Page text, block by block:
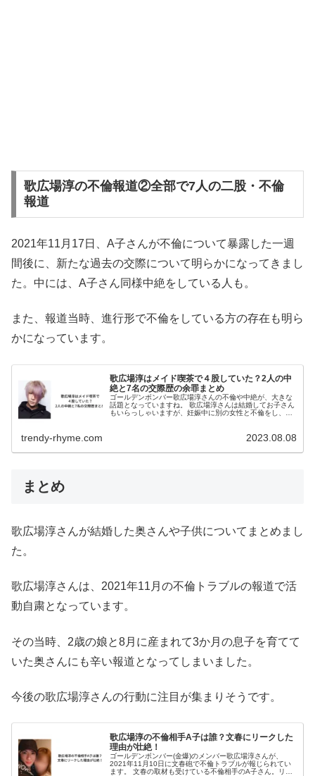
歌広場淳の不倫報道②全部で7人の二股・不倫
報道
2021年11月17日、A子さんが不倫について暴露した一週
間後に、新たな過去の交際について明らかになってきまし
た。中には、A子さん同様中絶をしている人も。
また、報道当時、進行形で不倫をしている方の存在も明ら
かになっています。
歌広場淳はメイド喫茶で４股していた？2人の中
絶と7名の交際歴の余罪まとめ
ゴールデンボンバー歌広場淳さんの不倫や中絶が、大きな
話題となっていますね。 歌広場淳さんは結婚してお子さん
もいらっしゃいますが、妊娠中に別の女性と不倫をし、お
trendy-rhyme.com 2023.08.08
まとめ
歌広場淳さんが結婚した奥さんや子供についてまとめまし
た。
歌広場淳さんは、2021年11月の不倫トラブルの報道で活
動自粛となっています。
その当時、2歳の娘と8月に産まれて3か月の息子を育てて
いた奥さんにも辛い報道となってしまいました。
今後の歌広場淳さんの行動に注目が集まりそうです。
歌広場淳の不倫相手A子は誰？文春にリークした
理由が壮絶！
ゴールデンボンバー(金爆)のメンバー歌広場淳さんが、
2021年11月10日に文春砲で不倫トラブルが報じられてい
ます。 文春の取材も受けている不倫相手のA子さん。リー